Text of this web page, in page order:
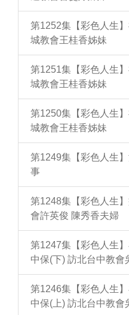
第1252集【彩色人生
城教會王桂香姊妹
第1251集【彩色人生
城教會王桂香姊妹
第1250集【彩色人生
城教會王桂香姊妹
第1249集【彩色人生
事
第1248集【彩色人生
會許英俊 陳秀香夫婦
第1247集【彩色人生
中保(下) 訪北台中教會
第1246集【彩色人生
中保(上) 訪北台中教會